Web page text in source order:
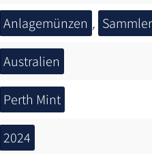
Anlagemünzen ,
Australien
Perth Mint
2024